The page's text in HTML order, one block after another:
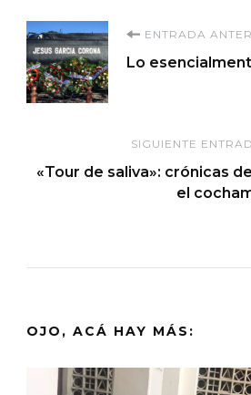
Navegación
de
entradas
ENTRADA
Lo
SIGUIENTE
«Tour de saliva»: crónicas
el
OJO, ACÁ HAY MÁS: